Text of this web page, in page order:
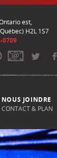
est,
H2L 1S7
0709
NOUS JOINDRE
CONTACT & PLAN